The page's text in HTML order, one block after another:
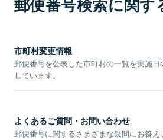
郵便番号検索に関す
市町村変更情報
郵便番号を公表した市町村の一覧を実施
しています。
よくあるご質問・お問い合わせ
郵便番号に関するさまざまな疑問にお答え